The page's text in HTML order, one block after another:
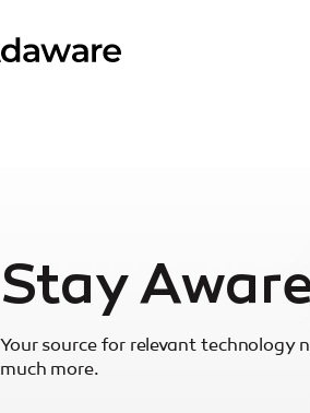
Stay
Your source for relevant technology
much more.